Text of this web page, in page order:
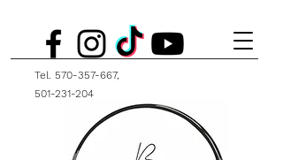
Tel. 570-357-667,
501-231-204